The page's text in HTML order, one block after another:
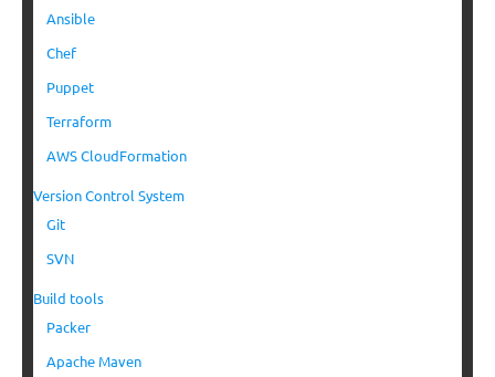
Ansible
Chef
Puppet
Terraform
AWS CloudFormation
Version Control System
Git
SVN
Build tools
Packer
Apache Maven